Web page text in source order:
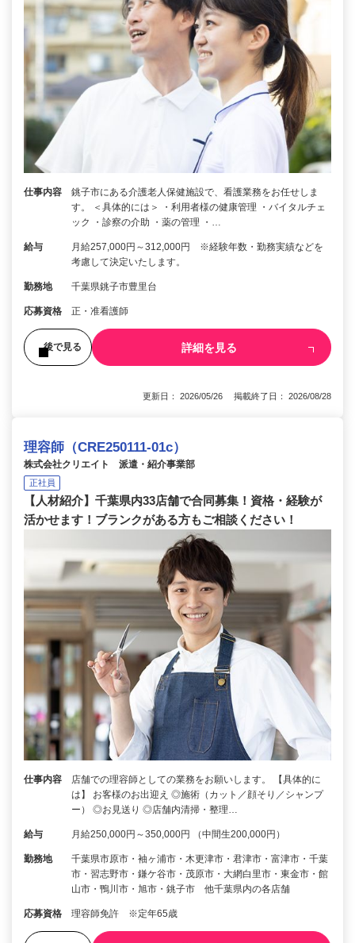
仕事内容
銚子市にある介護老人保健施設で、看護業務をお任せしま
す。 ＜具体的には＞ ・利用者様の健康管理 ・バイタルチェ
ック ・診察の介助 ・薬の管理 ・…
給与
月給257,000円～312,000円 ※経験年数・勤務実績などを
考慮して決定いたします。
勤務地 千葉県銚子市豊里台
応募資格 正・准看護師
後で見る 詳細を見る
更新日： 2026/05/26 掲載終了日： 2026/08/28
理容師（CRE250111-01c）
株式会社クリエイト 派遣・紹介事業部
正社員
【人材紹介】千葉県内33店舗で合同募集！資格・経験が
活かせます！ブランクがある方もご相談ください！
仕事内容
店舗での理容師としての業務をお願いします。 【具体的に
は】 お客様のお出迎え ◎施術（カット／顔そり／シャンプ
ー） ◎お見送り ◎店舗内清掃・整理…
給与 月給250,000円～350,000円 （中間生200,000円）
勤務地
千葉県市原市・袖ヶ浦市・木更津市・君津市・富津市・千葉
市・習志野市・鎌ケ谷市・茂原市・大網白里市・東金市・館
山市・鴨川市・旭市・銚子市 他千葉県内の各店舗
応募資格 理容師免許 ※定年65歳